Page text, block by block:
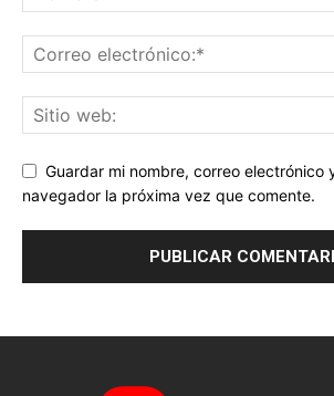
Guardar mi nombre, correo electrónico
navegador la próxima vez que comente.